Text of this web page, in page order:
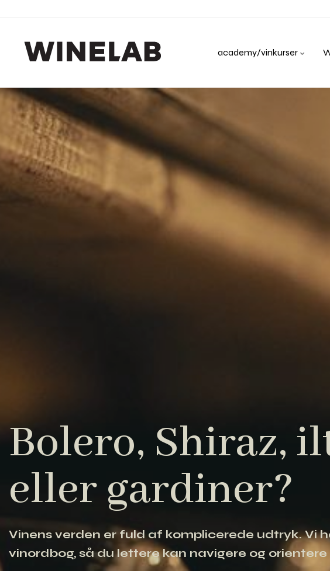
academy/vinkurser
Bolero, Shiraz,
eller gardiner?
Vinens verden er fuld af komplicerede udtryk. Vi
vinordbog, så du lettere kan navigere og orientere